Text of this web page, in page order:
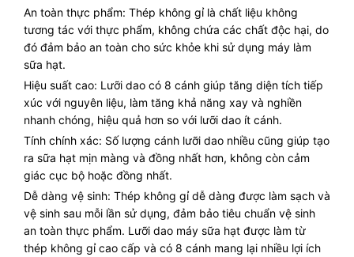
An toàn thực phẩm: Thép không gỉ là chất liệu không
tương tác với thực phẩm, không chứa các chất độc hại, do
đó đảm bảo an toàn cho sức khỏe khi sử dụng máy làm
sữa hạt.
Hiệu suất cao: Lưỡi dao có 8 cánh giúp tăng diện tích tiếp
xúc với nguyên liệu, làm tăng khả năng xay và nghiền
nhanh chóng, hiệu quả hơn so với lưỡi dao ít cánh.
Tính chính xác: Số lượng cánh lưỡi dao nhiều cũng giúp tạo
ra sữa hạt mịn màng và đồng nhất hơn, không còn cảm
giác cục bộ hoặc đồng nhất.
Dễ dàng vệ sinh: Thép không gỉ dễ dàng được làm sạch và
vệ sinh sau mỗi lần sử dụng, đảm bảo tiêu chuẩn vệ sinh
an toàn thực phẩm. Lưỡi dao máy sữa hạt được làm từ
thép không gỉ cao cấp và có 8 cánh mang lại nhiều lợi ích